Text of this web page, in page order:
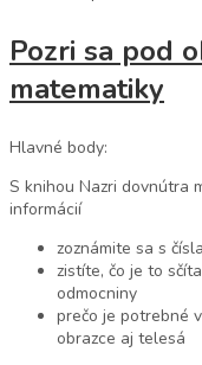
Pozri sa pod
matematiky
Hlavné body:
S knihou Nazri dovnútra
informácií
zoznámite sa s
zistíte, čo je to
odmocniny
prečo je potrebné
obrazce aj telesá